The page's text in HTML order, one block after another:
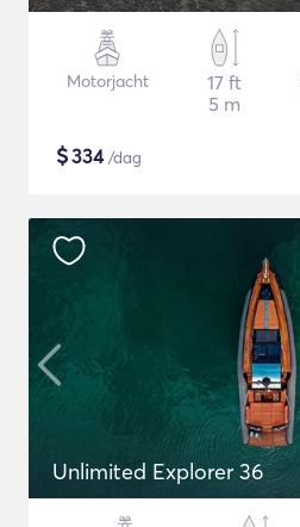
Motorjacht
17 ft
5 m
$334/dag
Unlimited Explorer 36